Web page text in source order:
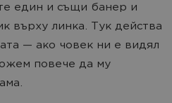
един и същи банер и
върху линка. Тук действа
— ако човек ни е видял
повече да му